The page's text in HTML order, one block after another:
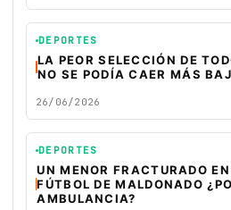
DEPORTES
LA PEOR SELECCIÓN DE
NO SE PODÍA CAER MÁS
26/06/2026
DEPORTES
UN MENOR FRACTURADO
FÚTBOL DE MALDONADO
AMBULANCIA?